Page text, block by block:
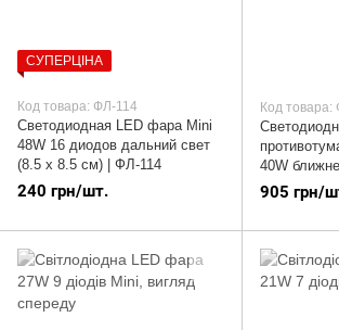
СУПЕРЦІНА
Код товара: ФЛ-114
Светодиодная LED фара Mini
48W 16 диодов дальний свет
(8.5 х 8.5 см) | ФЛ-114
240 грн/шт.
Код товара:
40W
905 грн/